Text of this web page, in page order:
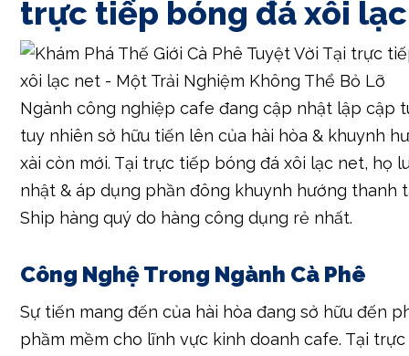
trực tiếp bóng đá xôi
Ngành công nghiệp cafe đang cập nhật lập cập
tuy nhiên sở hữu tiến lên của hài hòa & khuynh
xài còn mới. Tại trực tiếp bóng đá xôi lạc net, họ
nhật & áp dụng phần đông khuynh hướng thanh
Ship hàng quý do hàng công dụng rẻ nhất.
Công Nghệ Trong Ngành Cà Phê
Sự tiến mang đến của hài hòa đang sở hữu đến
phầm mềm cho lĩnh vực kinh doanh cafe. Tại